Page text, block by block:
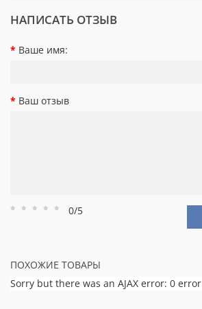
НАПИСАТЬ ОТЗЫВ
Ваше имя:
Ваш отзыв
Рейтинг
Рейтинг
Рейтинг
Рейтинг
Рейтинг
0/5
ПОХОЖИЕ ТОВАРЫ
Sorry but there was an AJAX error: 0 error